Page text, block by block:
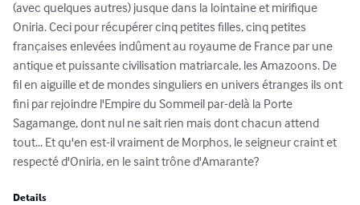
(avec quelques autres) jusque dans la lointaine et mirifique
Oniria. Ceci pour récupérer cinq petites filles, cinq petites
françaises enlevées indûment au royaume de France par une
antique et puissante civilisation matriarcale, les Amazoons. De
fil en aiguille et de mondes singuliers en univers étranges ils ont
fini par rejoindre l'Empire du Sommeil par-delà la Porte
Sagamange, dont nul ne sait rien mais dont chacun attend
tout... Et qu'en est-il vraiment de Morphos, le seigneur craint et
respecté d'Oniria, en le saint trône d'Amarante?
Details